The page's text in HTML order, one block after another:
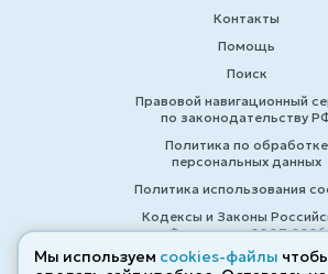
Контакты
Помощь
Поиск
Правовой навигационный
по законодательству
Политика по обработке
персональных данных
Политика использования
Кодексы и Законы
Федерации 2007-2026
Мы используем cookies-файлы